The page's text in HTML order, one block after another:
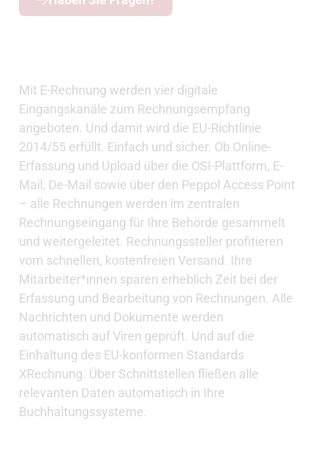
Mit E-Rechnung werden vier digitale
Eingangskanäle zum Rechnungsempfang
angeboten. Und damit wird die EU-Richtlinie
2014/55 erfüllt. Einfach und sicher. Ob Online-
Erfassung und Upload über die OSI-Plattform, E-
Mail, De-Mail sowie über den Peppol Access Point
– alle Rechnungen werden im zentralen
Rechnungseingang für Ihre Behörde gesammelt
und weitergeleitet. Rechnungssteller profitieren
vom schnellen, kostenfreien Versand. Ihre
Mitarbeiter*innen sparen erheblich Zeit bei der
Erfassung und Bearbeitung von Rechnungen. Alle
Nachrichten und Dokumente werden
automatisch auf Viren geprüft. Und auf die
Einhaltung des EU-konformen Standards
XRechnung. Über Schnittstellen fließen alle
relevanten Daten automatisch in Ihre
Buchhaltungssysteme.